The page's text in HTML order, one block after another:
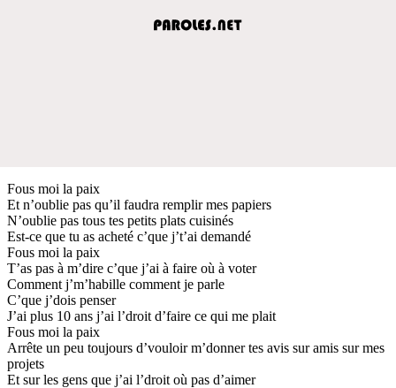
Fous moi la paix
Et n’oublie pas qu’il faudra remplir mes papiers
N’oublie pas tous tes petits plats cuisinés
Est-ce que tu as acheté c’que j’t’ai demandé
Fous moi la paix
T’as pas à m’dire c’que j’ai à faire où à voter
Comment j’m’habille comment je parle
C’que j’dois penser
J’ai plus 10 ans j’ai l’droit d’faire ce qui me plait
Fous moi la paix
Arrête un peu toujours d’vouloir m’donner tes avis sur amis sur mes
projets
Et sur les gens que j’ai l’droit où pas d’aimer